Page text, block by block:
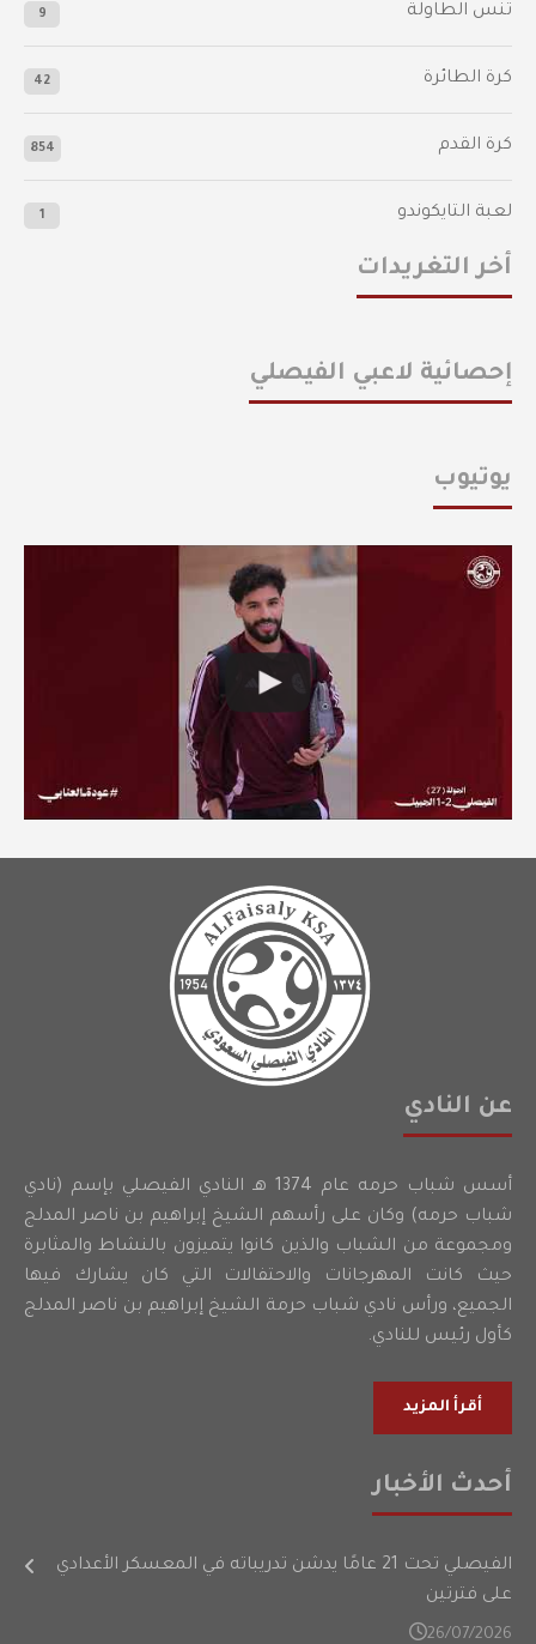
تنس الطاولة 9
كرة الطائرة 42
كرة القدم 854
لعبة التايكوندو 1
أخر التغريدات
إحصائية لاعبي الفيصلي
يوتيوب
عن النادي
أسس شباب حرمه عام 1374 هـ النادي الفيصلي بإسم (نادي
شباب حرمه) وكان على رأسهم الشيخ إبراهيم بن ناصر المدلج
ومجموعة من الشباب والذين كانوا يتميزون بالنشاط والمثابرة
حيث كانت المهرجانات والاحتفالات التي كان يشارك فيها
الجميع، ورأس نادي شباب حرمة الشيخ إبراهيم بن ناصر المدلج
كأول رئيس للنادي.
أقرأ المزيد
أحدث الأخبار
الفيصلي تحت 21 عامًا يدشن تدريباته في المعسكر الأعدادي
على فترتين
26/07/2026